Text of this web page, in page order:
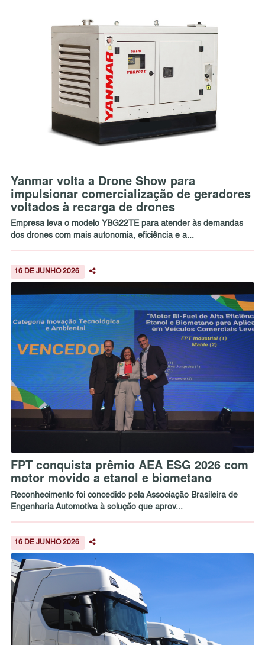
Yanmar volta a Drone Show para
impulsionar comercialização de geradores
voltados à recarga de drones
Empresa leva o modelo YBG22TE para atender às demandas
dos drones com mais autonomia, eficiência e a...
16 DE JUNHO 2026
FPT conquista prêmio AEA ESG 2026 com
motor movido a etanol e biometano
Reconhecimento foi concedido pela Associação Brasileira de
Engenharia Automotiva à solução que aprov...
16 DE JUNHO 2026